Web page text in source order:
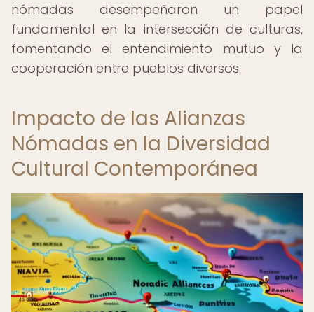
nómadas desempeñaron un papel
fundamental en la intersección de culturas,
fomentando el entendimiento mutuo y la
cooperación entre pueblos diversos.
Impacto de las Alianzas
Nómadas en la Diversidad
Cultural Contemporánea